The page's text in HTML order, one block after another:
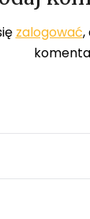
zalogować,